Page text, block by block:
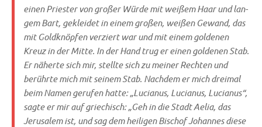
einen Prie­ster von gro­ßer Wür­de mit wei­ßem Haar und lan­
gem Bart, geklei­det in einem gro­ßen, wei­ßen Gewand, das
mit Gold­knöp­fen ver­ziert war und mit einem gol­de­nen
Kreuz in der Mit­te. In der Hand trug er einen gol­de­nen Stab.
Er näher­te sich mir, stell­te sich zu mei­ner Rech­ten und
berühr­te mich mit sei­nem Stab. Nach­dem er mich drei­mal
beim Namen geru­fen hat­te: „Lucia­nus, Lucia­nus, Lucia­nus“,
sag­te er mir auf grie­chisch: „Geh in die Stadt Aelia, das
Jeru­sa­lem ist, und sag dem hei­li­gen Bischof Johan­nes die­se